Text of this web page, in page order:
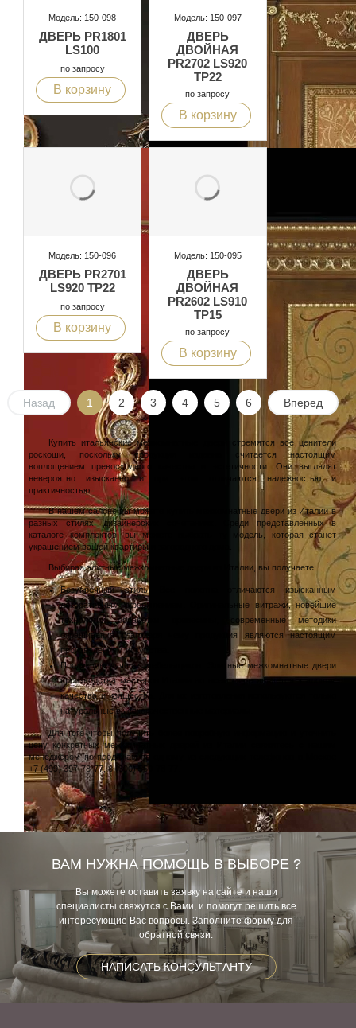
Модель: 150-098
ДВЕРЬ PR1801
LS100
по запросу
В корзину
Модель: 150-097
ДВЕРЬ
ДВОЙНАЯ
PR2702 LS920
TP22
по запросу
В корзину
Модель: 150-096
ДВЕРЬ PR2701
LS920 TP22
по запросу
В корзину
Модель: 150-095
ДВЕРЬ
ДВОЙНАЯ
PR2602 LS910
TP15
по запросу
В корзину
Назад 1 2 3 4 5 6 Вперед
Купить итальянские межкомнатные двери стремятся все ценители
роскоши, поскольку продукция издавна считается настоящим
воплощением превосходного качества и эстетичности. Они выглядят
невероятно изысканно и при этом отличаются надежностью и
практичностью.
В нашем салоне вы можете купить межкомнатные двери из Италии в
разных стилях, дизайнерских сочетаниях. Среди представленных в
каталоге комплектов, вы можете выбрать ту модель, которая станет
украшением вашей квартиры и загородного дома.
Выбирая элитные межкомнатные двери из Италии, вы получаете:
Безупречный стиль. Все полотна отличаются изысканным
декоративным оформлением. Оригинальные витражи, новейшие
технологии обработки древесины, современные методики
окрашивания благодаря чему продукция являются настоящим
произведением искусства.
Продукцию лучших мебельщиков. Элитные межкомнатные двери
производства мастеров Италии во всем мире является эталоном
качества и изящества. Для их изготовления используются только
натуральные высококачественные материалы.
Для того чтобы получить более подробную информацию и уточнить
цену конкретных межкомнатных дверей из Италии свяжитесь с нашим
менеджером по продажам по одному из следующих телефонов в Москве
+7 (499) 397-78-77, 8 (800) 550-78-77.
ВАМ НУЖНА ПОМОЩЬ В ВЫБОРЕ ?
Вы можете оставить заявку на сайте и наши
специалисты свяжутся с Вами, и помогут решить все
интересующие Вас вопросы. Заполните форму для
обратной связи.
НАПИСАТЬ КОНСУЛЬТАНТУ